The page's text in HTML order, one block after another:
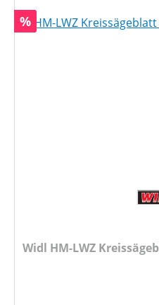
Rabatt
%
Widl HM-LWZ